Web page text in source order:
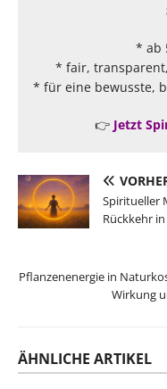
* ab
* fair,
* für eine bewusste,
👉 Jetzt
Spiritueller
Rückkehr
Pflanzenenergie in
Wirkung
ÄHNLICHE ARTIKEL